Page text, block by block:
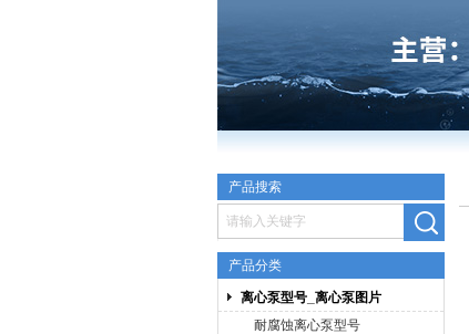
上海博禹泵业有限公司
产品搜索
产品分类
离心泵型号_离心泵图片
耐腐蚀离心泵型号